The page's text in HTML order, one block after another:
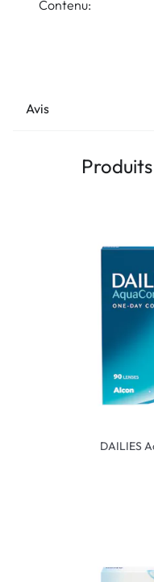
Contenu:
Avis
DAILIES